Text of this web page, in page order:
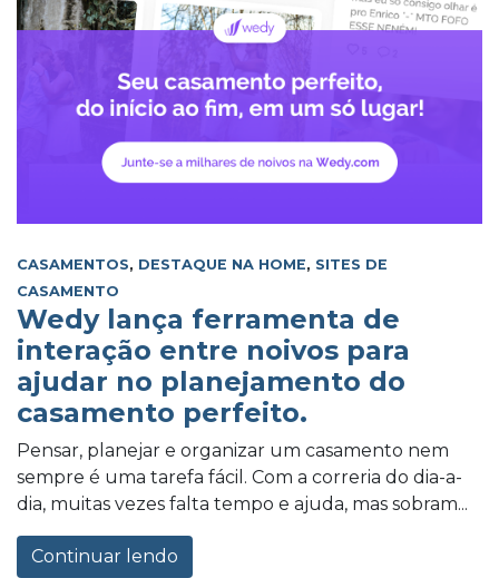
CASAMENTOS, DESTAQUE NA HOME, SITES DE
CASAMENTO
Wedy lança ferramenta de
interação entre noivos para
ajudar no planejamento do
casamento perfeito.
Pensar, planejar e organizar um casamento nem
sempre é uma tarefa fácil. Com a correria do dia-a-
dia, muitas vezes falta tempo e ajuda, mas sobram...
Continuar lendo